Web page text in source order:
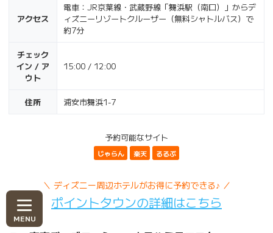
アクセス
電車：JR京葉線・武蔵野線「舞浜駅（南口）」からデ
ィズニーリゾートクルーザー（無料シャトルバス）で
約7分
チェック
イン / ア
ウト
15:00 / 12:00
住所 浦安市舞浜1-7
予約可能なサイト
じゃらん 楽天 るるぶ
＼ ディズニー周辺ホテルがお得に予約できる♪ ／
ポイントタウンの詳細はこちら